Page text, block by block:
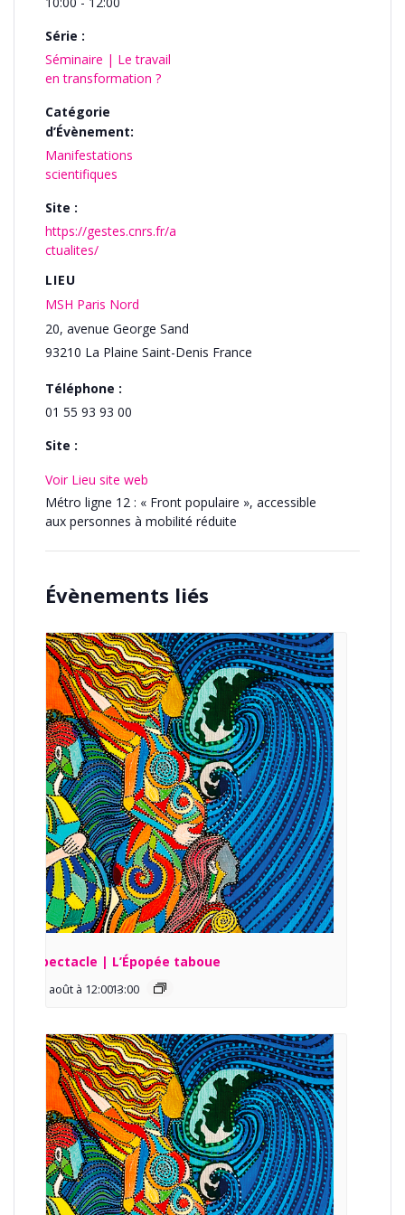
Série :
Séminaire | Le travail
en transformation ?
Catégorie
d’Évènement:
Manifestations
scientifiques
Site :
https://gestes.cnrs.fr/a
ctualites/
LIEU
MSH Paris Nord
20, avenue George Sand
93210 La Plaine Saint-Denis France
Téléphone :
01 55 93 93 00
Site :
Voir Lieu site web
Métro ligne 12 : « Front populaire », accessible
aux personnes à mobilité réduite
Évènements liés
Spectacle | L’Épopée taboue
13 août à 12:00 -
13:00